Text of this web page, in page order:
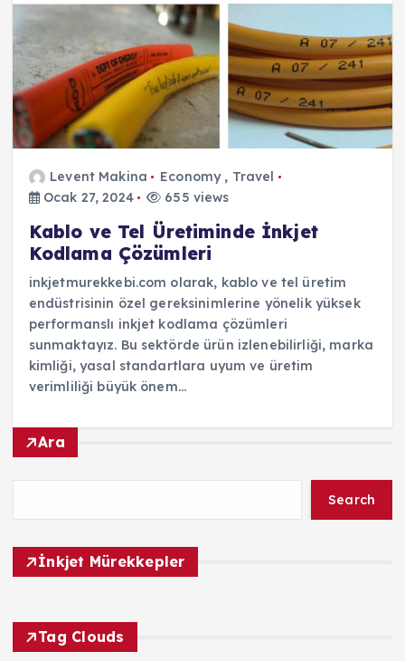
Levent Makina Economy, Travel
Ocak 27, 2024
655 views
Kablo ve Tel Üretiminde İnkjet
Kodlama Çözümleri
inkjetmurekkebi.com olarak, kablo ve tel üretim
endüstrisinin özel gereksinimlerine yönelik yüksek
performanslı inkjet kodlama çözümleri
sunmaktayız. Bu sektörde ürün izlenebilirliği, marka
kimliği, yasal standartlara uyum ve üretim
verimliliği büyük önem…
Ara
Search
İnkjet Mürekkepler
Tag Clouds